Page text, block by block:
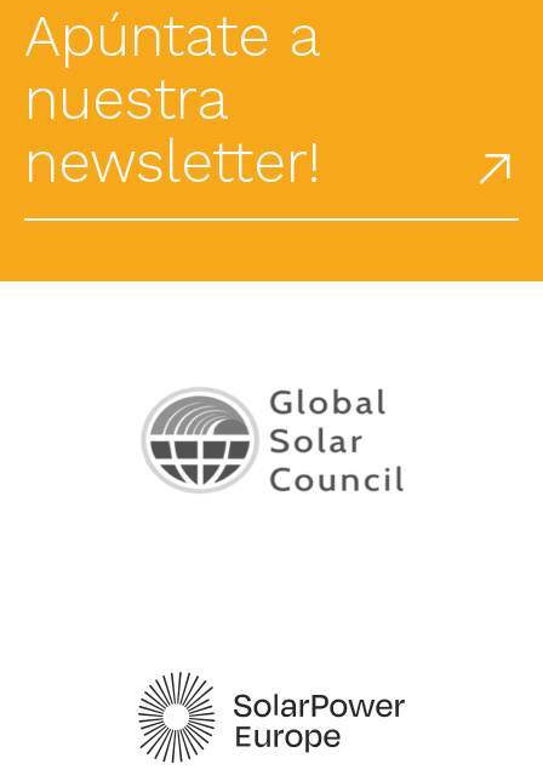
Apúntate a
nuestra
newsletter!